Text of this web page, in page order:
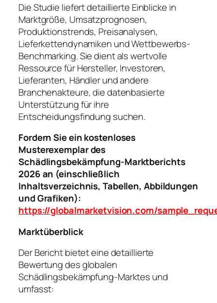
Die Studie liefert detaillierte Einblicke in
Marktgröße, Umsatzprognosen,
Produktionstrends, Preisanalysen,
Lieferkettendynamiken und Wettbewerbs-
Benchmarking. Sie dient als wertvolle
Ressource für Hersteller, Investoren,
Lieferanten, Händler und andere
Branchenakteure, die datenbasierte
Unterstützung für ihre
Entscheidungsfindung suchen.
Fordern Sie ein kostenloses
Musterexemplar des
Schädlingsbekämpfung-Marktberichts
2026 an (einschließlich
Inhaltsverzeichnis, Tabellen, Abbildungen
und Grafiken):
https://globalmarketvision.com/
Marktüberblick
Der Bericht bietet eine detaillierte
Bewertung des globalen
Schädlingsbekämpfung-Marktes und
umfasst: